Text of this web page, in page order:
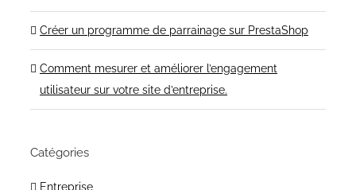
Créer un programme de parrainage sur PrestaShop
Comment mesurer et améliorer l’engagement
utilisateur sur votre site d’entreprise.
Catégories
Entreprise